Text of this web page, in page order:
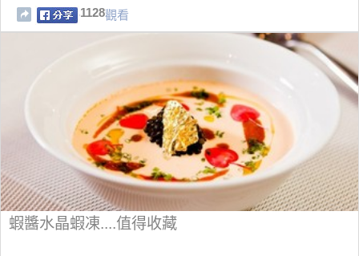
1128觀看
蝦醬水晶蝦凍....值得收藏